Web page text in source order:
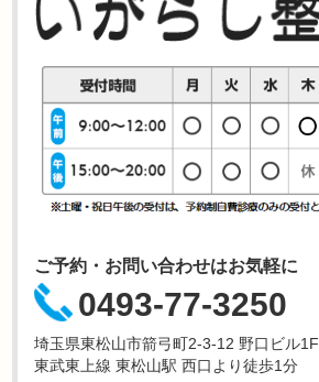
ご予約・お問い合わせはお気軽に
0493-77-3250
埼玉県東松山市箭弓町2-3-12 野口ビル1F
東武東上線 東松山駅 西口より徒歩1分